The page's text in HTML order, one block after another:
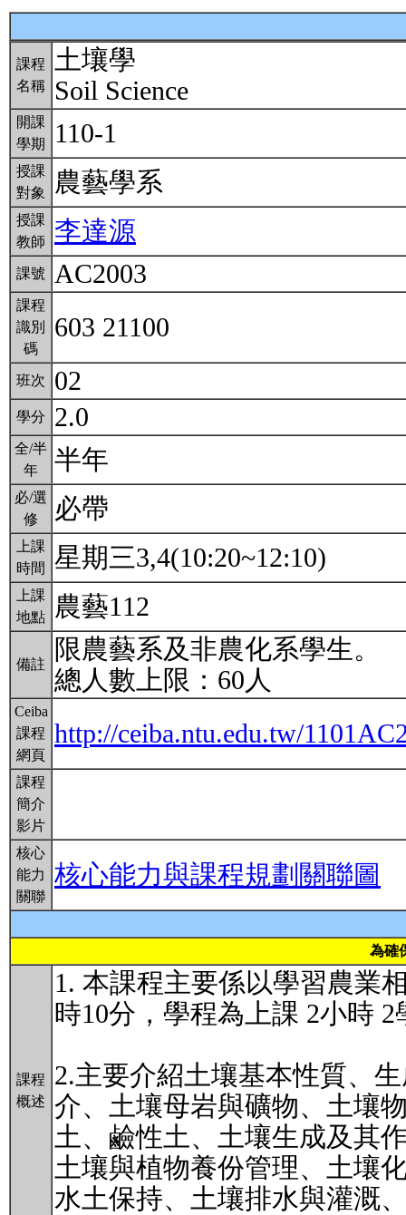
課程
名稱
土壤學
Soil Science
開課
學期
110-1
授課
對象
農藝學系
授課
教師
李達源
課號 AC2003
課程
識別
碼
603 21100
班次 02
學分 2.0
全/半
年
半年
必/選
修
必帶
上課
時間
星期三3,4(10:20~12:10)
上課
地點
農藝112
備註
限農藝系及非農化系學生。
總人數上限：60人
Ceiba
課程
網頁
http://ceiba.ntu.edu.tw/
課程
簡介
影片
核心
能力
關聯
核心能力與課程規劃關聯圖
為確
課程
概述
1. 本課程主要係以學習農業
時10分，學程為上課 2小時
2.主要介紹土壤基本性質、
介、土壤母岩與礦物、土壤
土、鹼性土、土壤生成及其
土壤與植物養份管理、土壤
水土保持、土壤排水與灌溉